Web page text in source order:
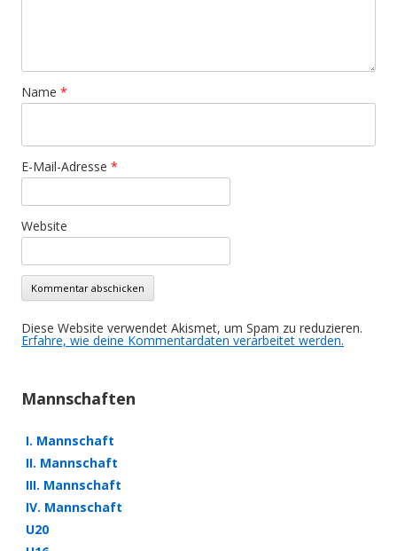
Name *
E-Mail-Adresse *
Website
Diese Website verwendet Akismet, um Spam zu reduzieren.
Erfahre, wie deine Kommentardaten verarbeitet werden.
Mannschaften
I. Mannschaft
II. Mannschaft
III. Mannschaft
IV. Mannschaft
U20